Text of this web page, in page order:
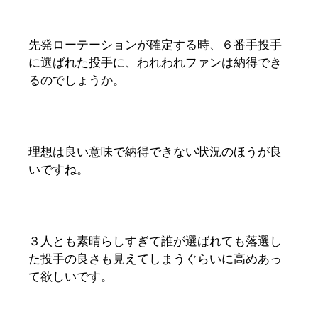
先発ローテーションが確定する時、６番手投手
に選ばれた投手に、われわれファンは納得でき
るのでしょうか。
理想は良い意味で納得できない状況のほうが良
いですね。
３人とも素晴らしすぎて誰が選ばれても落選し
た投手の良さも見えてしまうぐらいに高めあっ
て欲しいです。